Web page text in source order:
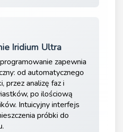
Iridium Ultra
zapewnia
od automatycznego
przez analizę faz i
po ilościową
Intuicyjny interfejs
próbki do